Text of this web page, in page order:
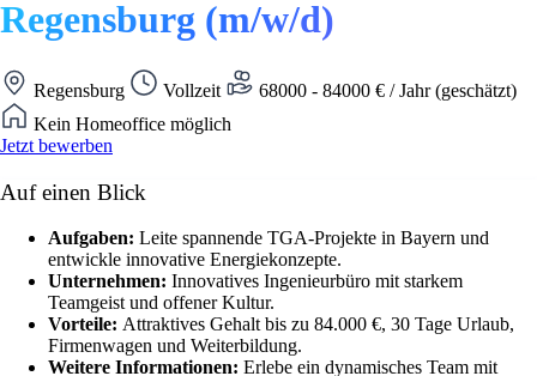
Regensburg (m/w/d)
Regensburg Vollzeit
68000 - 84000 € / Jahr (geschätzt)
Kein Homeoffice möglich
Jetzt bewerben
Auf einen Blick
Aufgaben: Leite spannende TGA-Projekte in Bayern und
entwickle innovative Energiekonzepte.
Unternehmen: Innovatives Ingenieurbüro mit starkem
Teamgeist und offener Kultur.
Vorteile: Attraktives Gehalt bis zu 84.000 €, 30 Tage Urlaub,
Firmenwagen und Weiterbildung.
Weitere Informationen: Erlebe ein dynamisches Team mit